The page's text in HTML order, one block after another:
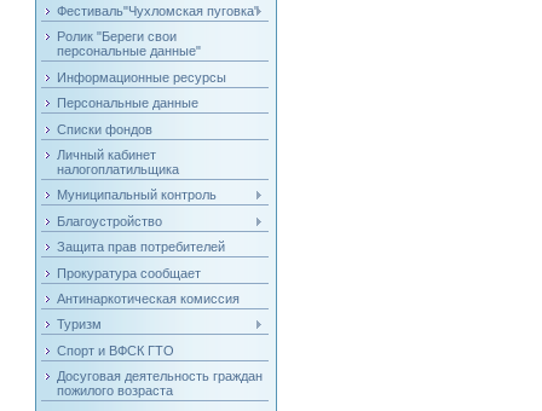
Фестиваль"Чухломская пуговка"
Ролик "Береги свои
персональные данные"
Информационные ресурсы
Персональные данные
Списки фондов
Личный кабинет
налогоплатильщика
Муниципальный контроль
Благоустройство
Защита прав потребителей
Прокуратура сообщает
Антинаркотическая комиссия
Туризм
Спорт и ВФСК ГТО
Досуговая деятельность граждан
пожилого возраста